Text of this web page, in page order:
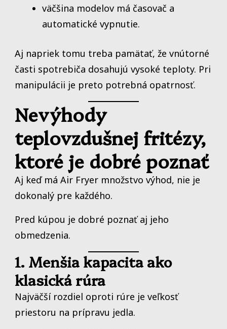
väčšina modelov má časovač a
automatické vypnutie.
Aj napriek tomu treba pamätať, že vnútorné
časti spotrebiča dosahujú vysoké teploty. Pri
manipulácii je preto potrebná opatrnosť.
Nevýhody
teplovzdušnej fritézy,
ktoré je dobré poznať
Aj keď má Air Fryer množstvo výhod, nie je
dokonalý pre každého.
Pred kúpou je dobré poznať aj jeho
obmedzenia.
1. Menšia kapacita ako
klasická rúra
Najväčší rozdiel oproti rúre je veľkosť
priestoru na prípravu jedla.